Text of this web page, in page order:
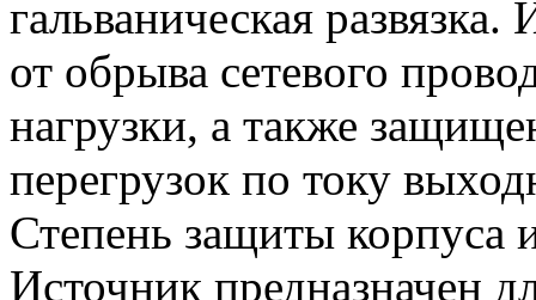
гальваническая
от обрыва сетевого
нагрузки, а также
перегрузок по току
Степень защиты корпуса
Источник предназначен